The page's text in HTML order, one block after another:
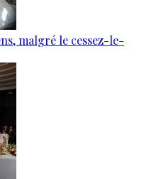
malgré le cessez-le-